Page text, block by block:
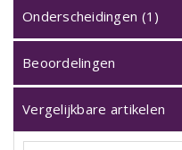
Onderscheidingen (1)
Beoordelingen
Vergelijkbare artikelen